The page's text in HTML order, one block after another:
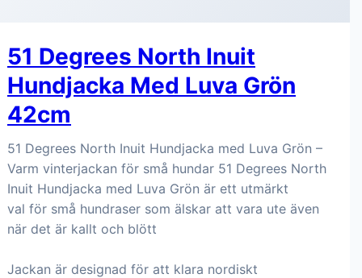
51 Degrees North Inuit
Hundjacka Med Luva Grön
42cm
51 Degrees North Inuit Hundjacka med Luva Grön –
Varm vinterjackan för små hundar 51 Degrees North
Inuit Hundjacka med Luva Grön är ett utmärkt
val för små hundraser som älskar att vara ute även
när det är kallt och blött
Jackan är designad för att klara nordiskt